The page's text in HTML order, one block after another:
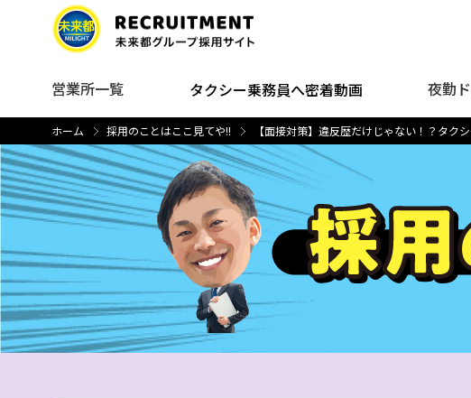
営業所一覧 タクシー乗務員へ密着動画 夜勤
ホーム 採用のことはここ見てや!! 【面接対策】違反歴だけじゃない！？タク